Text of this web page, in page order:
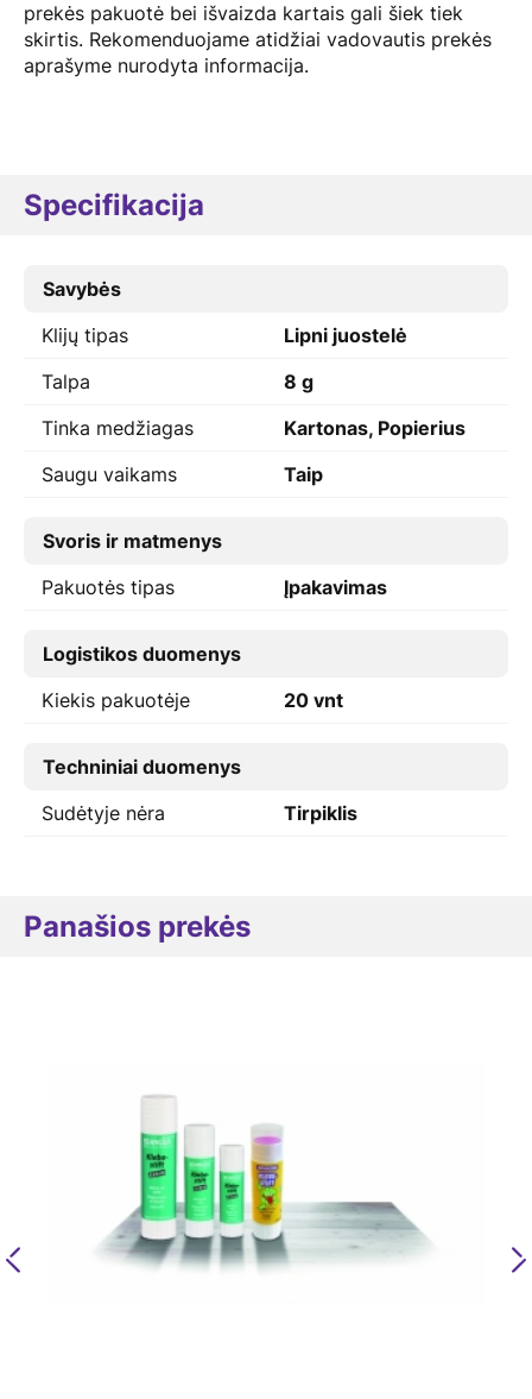
prekės pakuotė bei išvaizda kartais gali šiek tiek
skirtis. Rekomenduojame atidžiai vadovautis prekės
aprašyme nurodyta informacija.
Specifikacija
Savybės
Klijų tipas
Lipni juostelė
Talpa
8 g
Tinka medžiagas
Kartonas, Popierius
Saugu vaikams
Taip
Svoris ir matmenys
Pakuotės tipas
Įpakavimas
Logistikos duomenys
Kiekis pakuotėje
20 vnt
Techniniai duomenys
Sudėtyje nėra
Tirpiklis
Panašios prekės
Previous